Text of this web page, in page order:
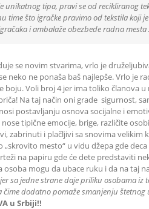
unikatnog tipa, pravi se od recikliranog
što igračke pravimo od tekstila koji
i ambalaže obezbede radna
se novim stvarima, vrlo je
neko ne ponaša baš najlepše. Vrlo je
boju. Voli broj 4 jer ima toliko članova
Na taj način oni grade sigurnost,
postavljanju osnova socijalne i
tipične emocije, brige, različite
zabrinuti i plačljivi sa snovima velikim
mesto“ u vidu džepa gde
na papiru gde će dete predstaviti
mogu da ubace ruku i da na taj
sa jedne strane daje priliku osobama iz
dodatno pomaže smanjenju
u Srbiji!!